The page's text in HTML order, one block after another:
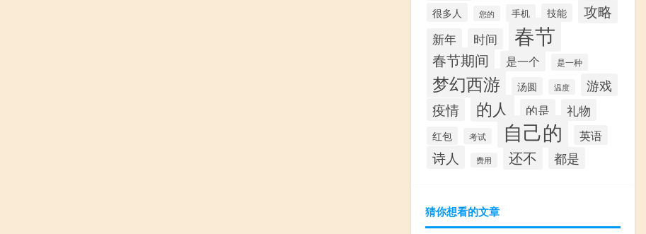
很多人 您的 手机 技能 攻略
新年 时间 春节
春节期间 是一个 是一种
梦幻西游 汤圆 温度
游戏
疫情
的人 的是 礼物
红包 考试 自己的 英语
诗人 费用 还不 都是
猜你想看的文章